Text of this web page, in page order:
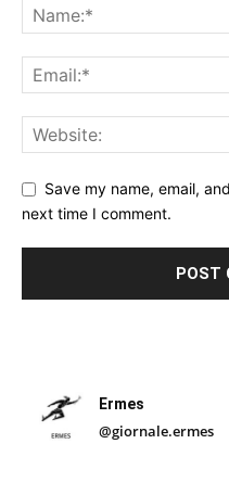
Save my name, email,
next time I comment.
Ermes
@giornale.ermes